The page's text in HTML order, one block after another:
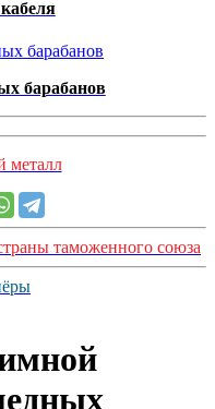
барабанов
металл
таможенного союза